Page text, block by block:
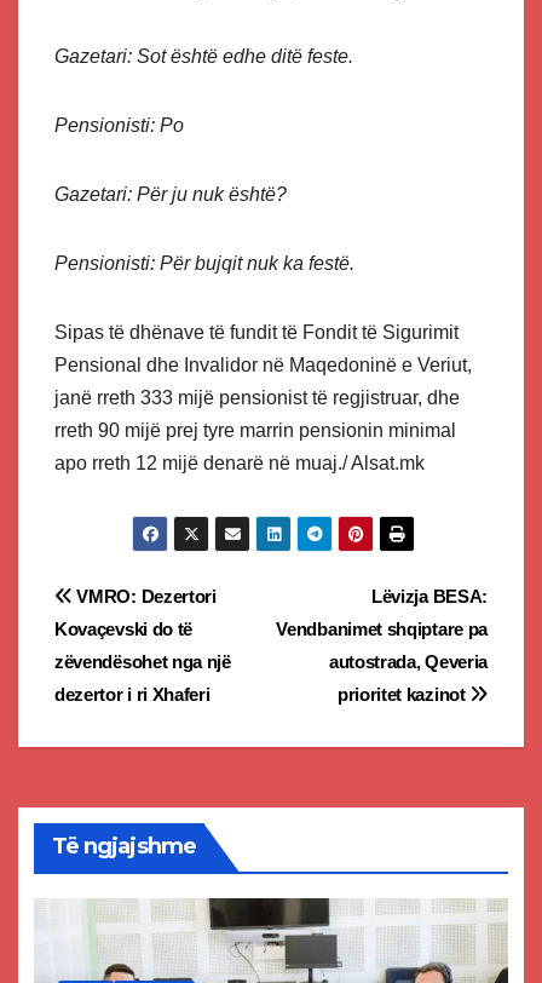
Gazetari: Sot është edhe ditë feste.
Pensionisti: Po
Gazetari: Për ju nuk është?
Pensionisti: Për bujqit nuk ka festë.
Sipas të dhënave të fundit të Fondit të Sigurimit
Pensional dhe Invalidor në Maqedoninë e Veriut,
janë rreth 333 mijë pensionist të regjistruar, dhe
rreth 90 mijë prej tyre marrin pensionin minimal
apo rreth 12 mijë denarë në muaj./ Alsat.mk
Post
navigation
Lëvizja BESA:
Vendbanimet shqiptare pa
autostrada, Qeveria
prioritet kazinot
VMRO: Dezertori
Kovaçevski do të
zëvendësohet nga një
dezertor i ri Xhaferi
Të ngjajshme